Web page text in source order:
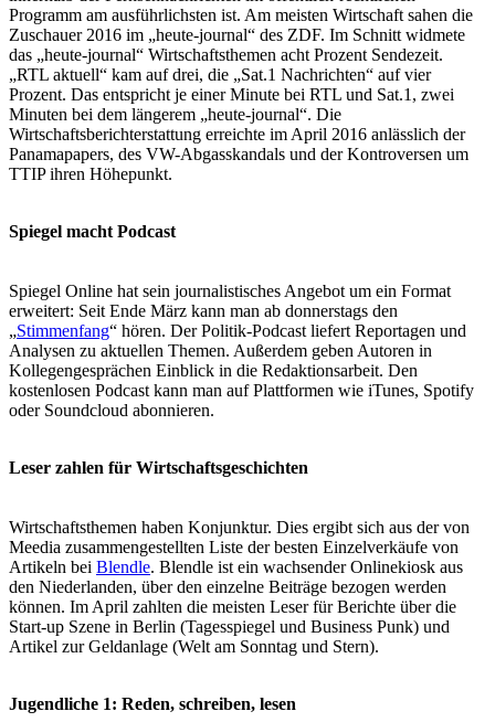
Programm am ausführlichsten ist. Am meisten Wirtschaft sahen die
Zuschauer 2016 im „heute-journal“ des ZDF. Im Schnitt widmete
das „heute-journal“ Wirtschaftsthemen acht Prozent Sendezeit.
„RTL aktuell“ kam auf drei, die „Sat.1 Nachrichten“ auf vier
Prozent. Das entspricht je einer Minute bei RTL und Sat.1, zwei
Minuten bei dem längerem „heute-journal“. Die
Wirtschaftsberichterstattung erreichte im April 2016 anlässlich der
Panamapapers, des VW-Abgasskandals und der Kontroversen um
TTIP ihren Höhepunkt.
Spiegel macht Podcast
Spiegel Online hat sein journalistisches Angebot um ein Format
erweitert: Seit Ende März kann man ab donnerstags den
„Stimmenfang“ hören. Der Politik-Podcast liefert Reportagen und
Analysen zu aktuellen Themen. Außerdem geben Autoren in
Kollegengesprächen Einblick in die Redaktionsarbeit. Den
kostenlosen Podcast kann man auf Plattformen wie iTunes, Spotify
oder Soundcloud abonnieren.
Leser zahlen für Wirtschaftsgeschichten
Wirtschaftsthemen haben Konjunktur. Dies ergibt sich aus der von
Meedia zusammengestellten Liste der besten Einzelverkäufe von
Artikeln bei Blendle. Blendle ist ein wachsender Onlinekiosk aus
den Niederlanden, über den einzelne Beiträge bezogen werden
können. Im April zahlten die meisten Leser für Berichte über die
Start-up Szene in Berlin (Tagesspiegel und Business Punk) und
Artikel zur Geldanlage (Welt am Sonntag und Stern).
Jugendliche 1: Reden, schreiben, lesen